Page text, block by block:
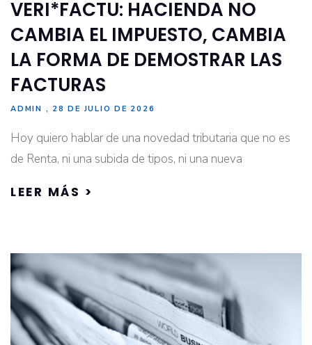
VERI*FACTU: HACIENDA NO
CAMBIA EL IMPUESTO, CAMBIA
LA FORMA DE DEMOSTRAR LAS
FACTURAS
ADMIN 28 DE JULIO DE 2026
Hoy quiero hablar de una novedad tributaria que no es
de Renta, ni una subida de tipos, ni una nueva
LEER MÁS >